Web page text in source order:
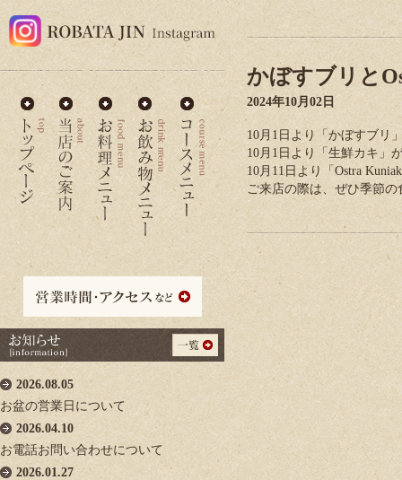
2026.08.05
お盆の営業日について
2026.04.10
お電話お問い合わせについて
2026.01.27
かぼすブリと
2024年10月02日
10月1日より「かぼすブリ
10月1日より「生鮮カキ」
10月11日より「Ostra
ご来店の際は、ぜひ季節